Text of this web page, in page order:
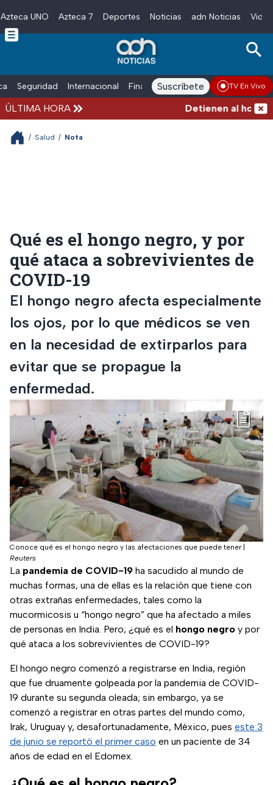
Skip to main content
Azteca UNO Azteca 7 Deportes Noticias adn Noticias
Seguridad Internacional Finanzas adn Noticias Radio
Suscríbete TV En Vivo
ÚLTIMA HORA Detienen al hombre
/ Salud / Nota
Qué es el hongo negro, y por
qué ataca a sobrevivientes de
COVID-19
El hongo negro afecta especialmente
los ojos, por lo que médicos se ven
en la necesidad de extirparlos para
evitar que se propague la
enfermedad.
Conoce qué es el hongo negro y las afectaciones que puede tener|
Reuters
La pandemia de COVID-19 ha sacudido al mundo de
muchas formas, una de ellas es la relación que tiene con
otras extrañas enfermedades, tales como la
mucormicosis u “hongo negro” que ha afectado a miles
de personas en India. Pero, ¿qué es el hongo negro y por
qué ataca a los sobrevivientes de COVID-19?
El hongo negro comenzó a registrarse en India, región
que fue druamente golpeada por la pandemia de COVID-
19 durante su segunda oleada; sin embargo, ya se
comenzó a registrar en otras partes del mundo como,
Irak, Uruguay y, desafortunadamente, México, pues este 3
de junio se reportó el primer caso en un paciente de 34
años de edad en el Edomex.